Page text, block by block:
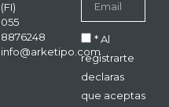
(FI)
055
8876248
info@arketipo.com
* Al
registrarte
declaras
que aceptas